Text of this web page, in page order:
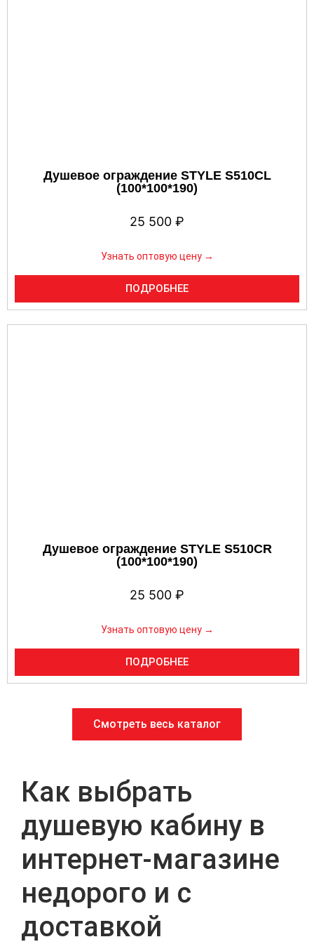
Душевое ограждение STYLE S510CL
(100*100*190)
25 500 ₽
Узнать оптовую цену →
ПОДРОБНЕЕ
Душевое ограждение STYLE S510CR
(100*100*190)
25 500 ₽
Узнать оптовую цену →
ПОДРОБНЕЕ
Смотреть весь каталог
Как выбрать
душевую кабину в
интернет‑магазине
недорого и с
доставкой